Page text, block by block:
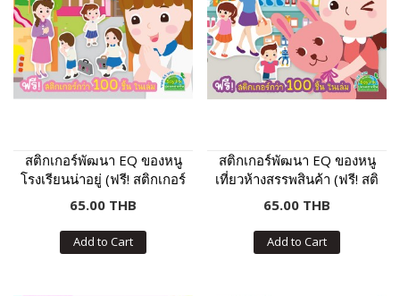
สติกเกอร์พัฒนา EQ ของหนู
โรงเรียนน่าอยู่ (ฟรี! สติกเกอร์
กว่า 100 ชิ้น ในเล่ม)
65.00 THB
Add to Cart
สติกเกอร์พัฒนา EQ ของหนู
เที่ยวห้างสรรพสินค้า (ฟรี! สติ
กเกอร์กว่า 100 ชิ้น ในเล่ม)
65.00 THB
Add to Cart